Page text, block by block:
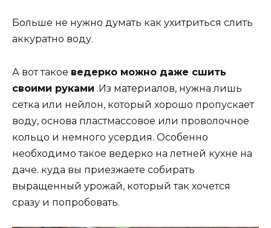
Больше не нужно думать как ухитриться слить
аккуратно воду.
А вот такое ведерко можно даже сшить
своими руками .Из материалов, нужна лишь
сетка или нейлон, который хорошо пропускает
воду, основа пластмассовое или проволочное
кольцо и немного усердия. Особенно
необходимо такое ведерко на летней кухне на
даче. куда вы приезжаете собирать
выращенный урожай, который так хочется
сразу и попробовать.